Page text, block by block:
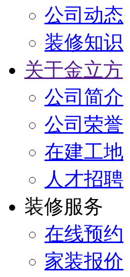
公司动态
装修知识
关于金立方
公司简介
公司荣誉
在建工地
人才招聘
装修服务
在线预约
家装报价